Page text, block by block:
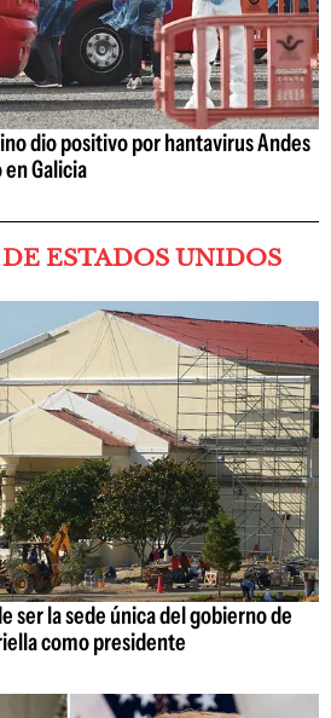
dio positivo por hantavirus Andes
en Galicia
ESTADOS UNIDOS
ser la sede única del gobierno de
como presidente